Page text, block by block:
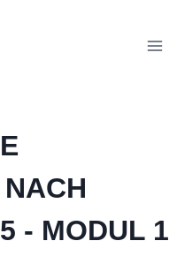
- MODUL 1